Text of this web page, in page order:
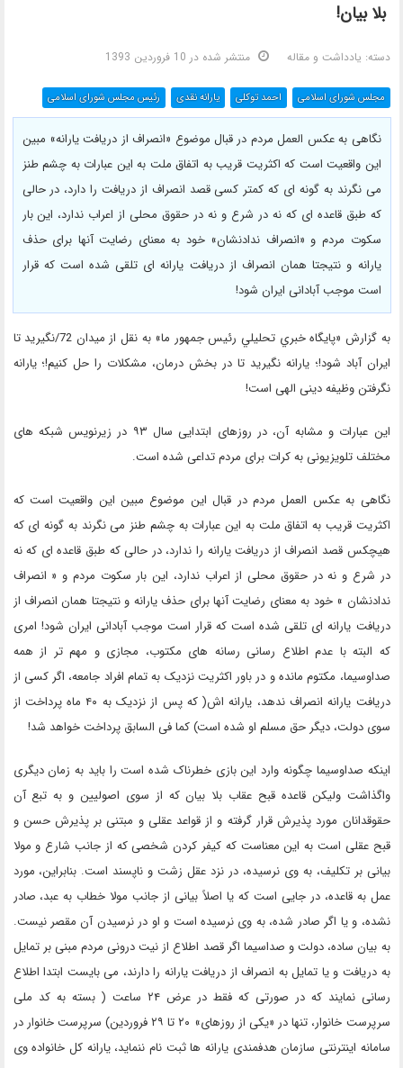
بلا بیان!
دسته: یادداشت و مقاله منتشر شده در 10 فروردين 1393
مجلس شورای اسلامی احمد توکلی یارانه نقدی رئیس مجلس شورای اسلامی
نگاهی به عکس العمل مردم در قبال موضوع «انصراف از دریافت یارانه» مبین
این واقعیت است که اکثریت قریب به اتفاق ملت به این عبارات به چشم طنز
می نگرند به گونه ای که کمتر کسی قصد انصراف از دریافت را دارد، در حالی
که طبق قاعده ای که نه در شرع و نه در حقوق محلی از اعراب ندارد، این بار
سکوت مردم و «انصراف ندادنشان» خود به معنای رضایت آنها برای حذف
یارانه و نتیجتا همان انصراف از دریافت یارانه ای تلقی شده است که قرار
است موجب آبادانی ایران شود!
به گزارش «پايگاه خبري تحليلي رئيس جمهور ما» به نقل از میدان 72/نگیرید تا
ایران آباد شود!؛ یارانه نگیرید تا در بخش درمان، مشکلات را حل کنیم!؛ یارانه
نگرفتن وظیفه دینی الهی است!
این عبارات و مشابه آن، در روزهای ابتدایی سال ۹۳ در زیرنویس شبکه های
مختلف تلویزیونی به کرات برای مردم تداعی شده است.
نگاهی به عکس العمل مردم در قبال این موضوع مبین این واقعیت است که
اکثریت قریب به اتفاق ملت به این عبارات به چشم طنز می نگرند به گونه ای که
هیچکس قصد انصراف از دریافت یارانه را ندارد، در حالی که طبق قاعده ای که نه
در شرع و نه در حقوق محلی از اعراب ندارد، این بار سکوت مردم و « انصراف
ندادنشان » خود به معنای رضایت آنها برای حذف یارانه و نتیجتا همان انصراف از
دریافت یارانه ای تلقی شده است که قرار است موجب آبادانی ایران شود! امری
که البته با عدم اطلاع رسانی رسانه های مکتوب، مجازی و مهم تر از همه
صداوسیما، مکتوم مانده و در باور اکثریت نزدیک به تمام افراد جامعه، اگر کسی از
دریافت یارانه انصراف ندهد، یارانه اش( که پس از نزدیک به ۴۰ ماه پرداخت از
سوی دولت، دیگر حق مسلم او شده است) کما فی السابق پرداخت خواهد شد!
اینکه صداوسیما چگونه وارد این بازی خطرناک شده است را باید به زمان دیگری
واگذاشت ولیکن قاعده قبح عقاب بلا بیان که از سوی اصولیین و به تبع آن
حقوقدانان مورد پذیرش قرار گرفته و از قواعد عقلی و مبتنی بر پذیرش حسن و
قبح عقلی است به این معناست که کیفر کردن شخصی که از جانب شارع و مولا
بیانی بر تکلیف، به وی نرسیده، در نزد عقل زشت و ناپسند است. بنابراین، مورد
عمل به قاعده، در جایی است که یا اصلاً بیانی از جانب مولا خطاب به عبد، صادر
نشده، و یا اگر صادر شده، به وی نرسیده است و او در نرسیدن آن مقصر نیست.
به بیان ساده، دولت و صداسیما اگر قصد اطلاع از نیت درونی مردم مبنی بر تمایل
به دریافت و یا تمایل به انصراف از دریافت یارانه را دارند، می بایست ابتدا اطلاع
رسانی نمایند که در صورتی که فقط در عرض ۲۴ ساعت ( بسته به کد ملی
سرپرست خانوار، تنها در «یکی از روزهای» ۲۰ تا ۲۹ فروردین) سرپرست خانوار در
سامانه اینترنتی سازمان هدفمندی یارانه ها ثبت نام ننماید، یارانه کل خانواده وی